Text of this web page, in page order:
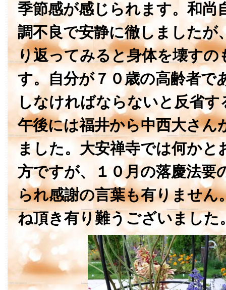
季節感が感じられます。和尚
調不良で安静に徹しましたが
り返ってみると身体を壊すの
す。自分が７０歳の高齢者で
しなければならないと反省
午後には福井から中西大さん
ました。大安禅寺では何かと
方ですが、１０月の落慶法要
られ感謝の言葉も有りません
ね頂き有り難うございました